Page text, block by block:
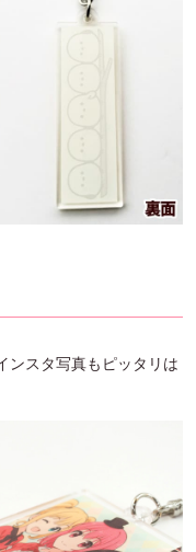
ンスタ写真もピッタリは